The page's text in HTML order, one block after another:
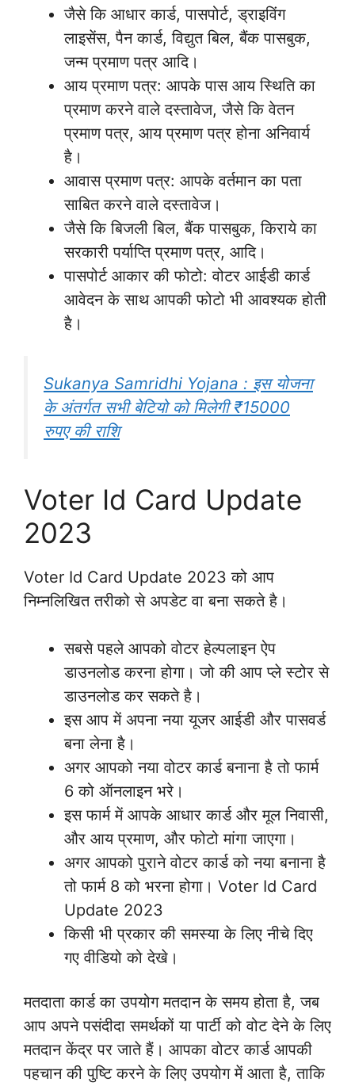
जैसे कि आधार कार्ड, पासपोर्ट, ड्राइविंग
लाइसेंस, पैन कार्ड, विद्युत बिल, बैंक पासबुक,
जन्म प्रमाण पत्र आदि।
आय प्रमाण पत्र: आपके पास आय स्थिति का
प्रमाण करने वाले दस्तावेज, जैसे कि वेतन
प्रमाण पत्र, आय प्रमाण पत्र होना अनिवार्य
है।
आवास प्रमाण पत्र: आपके वर्तमान का पता
साबित करने वाले दस्तावेज।
जैसे कि बिजली बिल, बैंक पासबुक, किराये का
सरकारी पर्याप्ति प्रमाण पत्र, आदि।
पासपोर्ट आकार की फोटो: वोटर आईडी कार्ड
आवेदन के साथ आपकी फोटो भी आवश्यक होती
है।
Sukanya Samridhi Yojana : इस योजना
के अंतर्गत सभी बेटियो को मिलेगी ₹15000
रुपए की राशि
Voter Id Card Update
2023
Voter Id Card Update 2023 को आप
निम्नलिखित तरीको से अपडेट वा बना सकते है।
सबसे पहले आपको वोटर हेल्पलाइन ऐप
डाउनलोड करना होगा। जो की आप प्ले स्टोर से
डाउनलोड कर सकते है।
इस आप में अपना नया यूजर आईडी और पासवर्ड
बना लेना है।
अगर आपको नया वोटर कार्ड बनाना है तो फार्म
6 को ऑनलाइन भरे।
इस फार्म में आपके आधार कार्ड और मूल निवासी,
और आय प्रमाण, और फोटो मांगा जाएगा।
अगर आपको पुराने वोटर कार्ड को नया बनाना है
तो फार्म 8 को भरना होगा। Voter Id Card
Update 2023
किसी भी प्रकार की समस्या के लिए नीचे दिए
गए वीडियो को देखे।
मतदाता कार्ड का उपयोग मतदान के समय होता है, जब
आप अपने पसंदीदा समर्थकों या पार्टी को वोट देने के लिए
मतदान केंद्र पर जाते हैं। आपका वोटर कार्ड आपकी
पहचान की पुष्टि करने के लिए उपयोग में आता है, ताकि